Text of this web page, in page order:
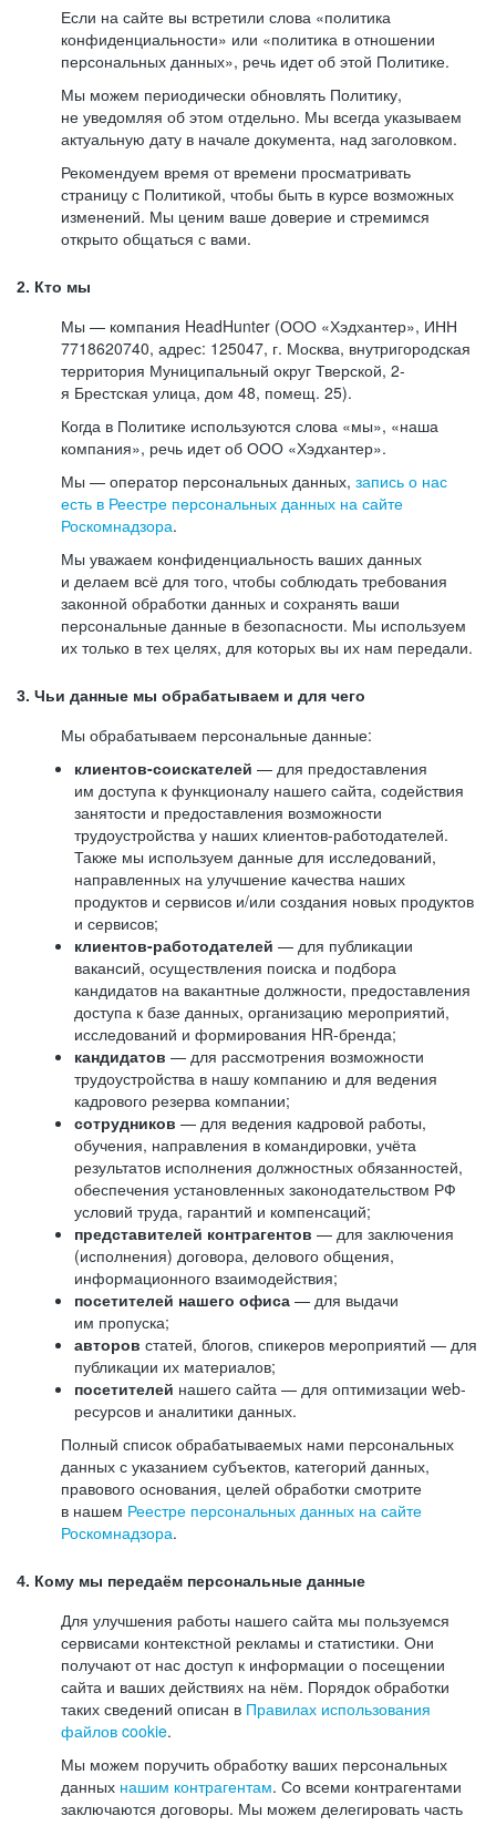
Если на сайте вы встретили слова «политика
конфиденциальности» или «политика в отношении
персональных данных», речь идет об этой Политике.
Мы можем периодически обновлять Политику,
не уведомляя об этом отдельно. Мы всегда указываем
актуальную дату в начале документа, над заголовком.
Рекомендуем время от времени просматривать
страницу с Политикой, чтобы быть в курсе возможных
изменений. Мы ценим ваше доверие и стремимся
открыто общаться с вами.
2. Кто мы
Мы — компания HeadHunter (ООО «Хэдхантер», ИНН
7718620740, адрес: 125047, г. Москва, внутригородская
территория Муниципальный округ Тверской, 2-
я Брестская улица, дом 48, помещ. 25).
Когда в Политике используются слова «мы», «наша
компания», речь идет об ООО «Хэдхантер».
Мы — оператор персональных данных, запись о нас
есть в Реестре персональных данных на сайте
Роскомнадзора.
Мы уважаем конфиденциальность ваших данных
и делаем всё для того, чтобы соблюдать требования
законной обработки данных и сохранять ваши
персональные данные в безопасности. Мы используем
их только в тех целях, для которых вы их нам передали.
3. Чьи данные мы обрабатываем и для чего
Мы обрабатываем персональные данные:
клиентов-соискателей — для предоставления
им доступа к функционалу нашего сайта, содействия
занятости и предоставления возможности
трудоустройства у наших клиентов-работодателей.
Также мы используем данные для исследований,
направленных на улучшение качества наших
продуктов и сервисов и/или создания новых продуктов
и сервисов;
клиентов-работодателей — для публикации
вакансий, осуществления поиска и подбора
кандидатов на вакантные должности, предоставления
доступа к базе данных, организацию мероприятий,
исследований и формирования HR-бренда;
кандидатов — для рассмотрения возможности
трудоустройства в нашу компанию и для ведения
кадрового резерва компании;
сотрудников — для ведения кадровой работы,
обучения, направления в командировки, учёта
результатов исполнения должностных обязанностей,
обеспечения установленных законодательством РФ
условий труда, гарантий и компенсаций;
представителей контрагентов — для заключения
(исполнения) договора, делового общения,
информационного взаимодействия;
посетителей нашего офиса — для выдачи
им пропуска;
авторов статей, блогов, спикеров мероприятий — для
публикации их материалов;
посетителей нашего сайта — для оптимизации web-
ресурсов и аналитики данных.
Полный список обрабатываемых нами персональных
данных с указанием субъектов, категорий данных,
правового основания, целей обработки смотрите
в нашем Реестре персональных данных на сайте
Роскомнадзора.
4. Кому мы передаём персональные данные
Для улучшения работы нашего сайта мы пользуемся
сервисами контекстной рекламы и статистики. Они
получают от нас доступ к информации о посещении
сайта и ваших действиях на нём. Порядок обработки
таких сведений описан в Правилах использования
файлов cookie.
Мы можем поручить обработку ваших персональных
данных нашим контрагентам. Со всеми контрагентами
заключаются договоры. Мы можем делегировать часть